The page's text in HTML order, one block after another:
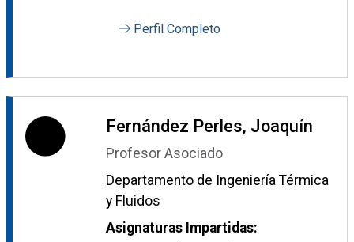
Perfil Completo
Fernández Perles, Joaquín
Profesor Asociado
Departamento de Ingeniería Térmica
y Fluidos
Asignaturas Impartidas: